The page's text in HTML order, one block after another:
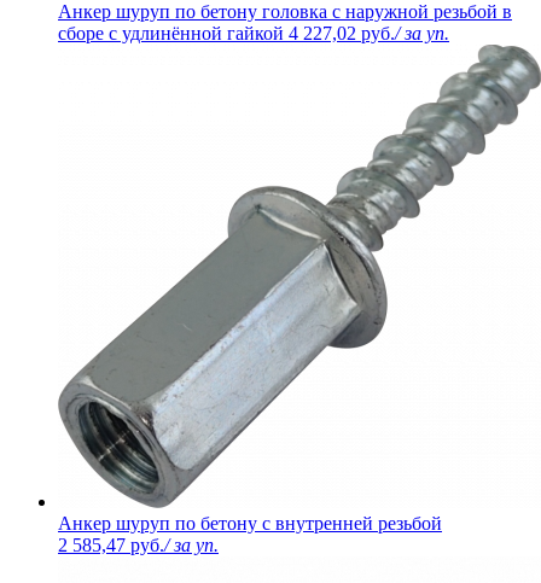
Анкер шуруп по бетону головка с наружной резьбой в
сборе с удлинённой гайкой 4 227,02 руб./ за уп.
Анкер шуруп по бетону с внутренней резьбой
2 585,47 руб./ за уп.